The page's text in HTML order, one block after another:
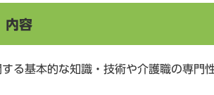
内容
る基本的な知識・技術や介護職の専門